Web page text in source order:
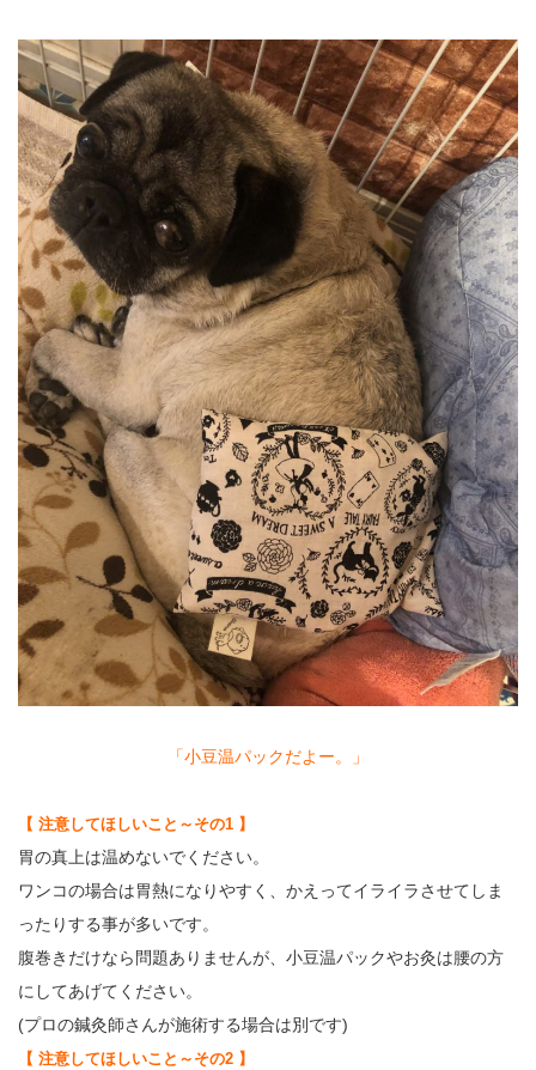
「小豆温パックだよー。」
【 注意してほしいこと～その1 】
胃の真上は温めないでください。
ワンコの場合は胃熱になりやすく、 かえってイライラさせてしま
ったりする事が多いです。
腹巻きだけなら問題ありませんが、 小豆温パックやお灸は腰の方
にしてあげてください。
(プロの鍼灸師さんが施術する場合は別です)
【 注意してほしいこと～その2 】